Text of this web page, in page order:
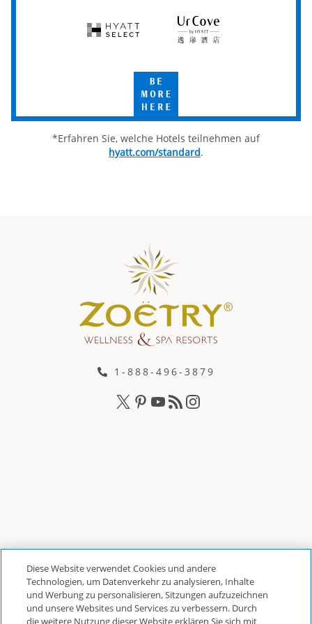
Hyatt
UrCove
Be
More
Here
*Erfahren Sie, welche Hotels teilnehmen auf
hyatt.com/standard.
1-888-496-3879
Datenschutzrichtlinien | Allgemeine Geschäftsbedingungen
Cookie Center | Sicherheit |
Moderne Sklaverei und Menschenhandel |
Diese Website verwendet Cookies und andere
Technologien, um Datenverkehr zu analysieren, Inhalte
und Werbung zu personalisieren, Sitzungen aufzuzeichnen
und unsere Websites und Services zu verbessern. Durch
die weitere Nutzung dieser Website erklären Sie sich mit